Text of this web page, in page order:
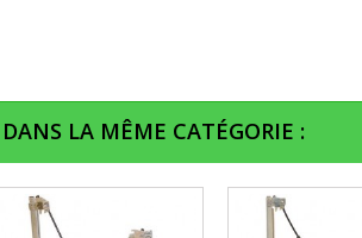
LA MÊME CATÉGORIE :